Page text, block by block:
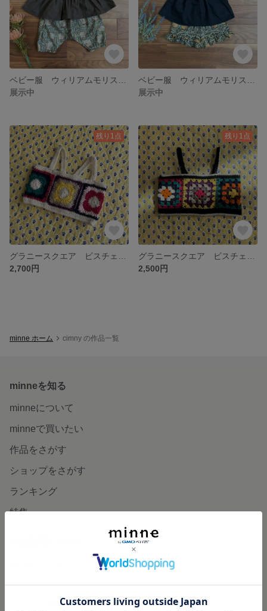
展示中
展示中
残り1点
2,700円
残り1点
2,500円
minne ホーム cimny の作品一覧
minneを知る
minneについて
minneで買いたい
作品をさがす
ショップをさがす
ランキング
特集
食品販売
ヴィンテージ販売